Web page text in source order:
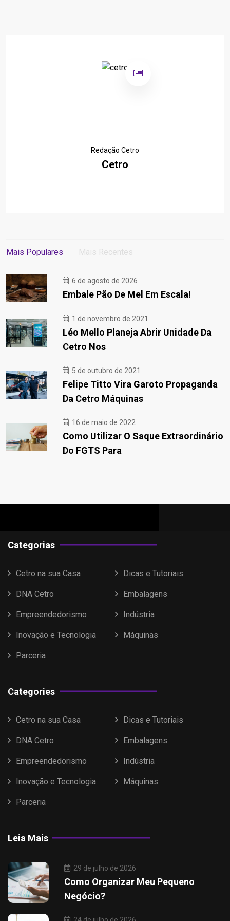
Redação Cetro
Cetro
Mais Populares Mais Recentes
6 de agosto de 2026
Embale Pão De Mel Em Escala!
1 de novembro de 2021
Léo Mello Planeja Abrir Unidade Da
Cetro Nos
5 de outubro de 2021
Felipe Titto Vira Garoto Propaganda
Da Cetro Máquinas
16 de maio de 2022
Como Utilizar O Saque Extraordinário
Do FGTS Para
Categorias
Cetro na sua Casa Dicas e Tutoriais
DNA Cetro Embalagens
Empreendedorismo Indústria
Inovação e Tecnologia Máquinas
Parceria
Categories
Cetro na sua Casa Dicas e Tutoriais
DNA Cetro Embalagens
Empreendedorismo Indústria
Inovação e Tecnologia Máquinas
Parceria
Leia Mais
29 de julho de 2026
Como Organizar Meu Pequeno
Negócio?